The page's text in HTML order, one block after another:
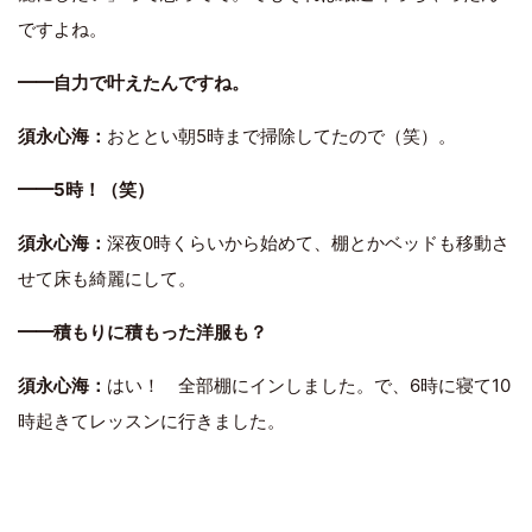
ですよね。
━━自力で叶えたんですね。
須永心海： おととい朝5時まで掃除してたので（笑）。
━━5時！（笑）
須永心海： 深夜0時くらいから始めて、棚とかベッドも移動さ
せて床も綺麗にして。
━━積もりに積もった洋服も？
須永心海： はい！ 全部棚にインしました。で、6時に寝て10
時起きてレッスンに行きました。